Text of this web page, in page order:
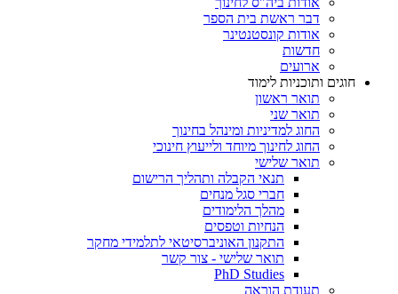
דבר ראשת בית הספר
אודות קונסטנטינר
חדשות
ארועים
חוגים ותוכניות לימוד
תואר ראשון
תואר שני
החוג למדיניות ומינהל בחינוך
החוג לחינוך מיוחד ולייעוץ חינוכי
תואר שלישי
תנאי הקבלה ותהליך הרישום
חברי סגל מנחים
מהלך הלימודים
הנחיות וטפסים
התקנון האוניברסיטאי לתלמידי מחקר
תואר שלישי - צור קשר
PhD Studies
תעודת הוראה